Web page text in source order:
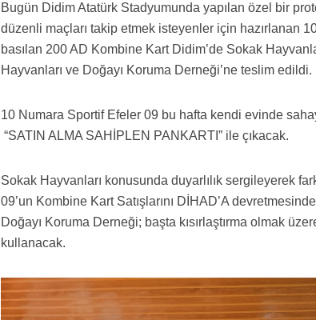
Bugün Didim Atatürk Stadyumunda yapılan özel bir
düzenli maçları takip etmek isteyenler için hazırlanan
basılan 200 AD Kombine Kart Didim’de Sokak
Hayvanları ve Doğayı Koruma Derneği’ne teslim edildi.
10 Numara Sportif Efeler 09 bu hafta kendi evinde
“SATIN ALMA SAHİPLEN PANKARTI” ile çıkacak.
Sokak Hayvanları konusunda duyarlılık sergileyerek
09’un Kombine Kart Satışlarını DİHAD’A
Doğayı Koruma Derneği; başta kısırlaştırma olmak
kullanacak.